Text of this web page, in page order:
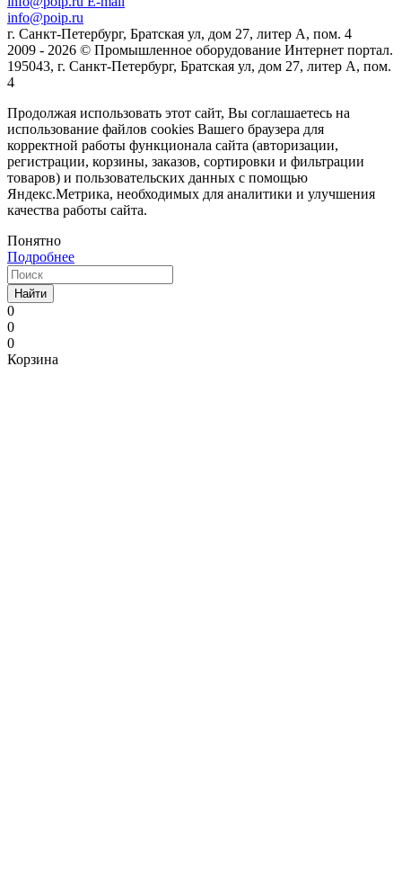
info@poip.ru
г. Санкт-Петербург, Братская ул, дом 27, литер А, пом. 4
2009 - 2026 © Промышленное оборудование Интернет портал.
195043, г. Санкт-Петербург, Братская ул, дом 27, литер А, пом.
4
Продолжая использовать этот сайт, Вы соглашаетесь на
использование файлов cookies Вашего браузера для
корректной работы функционала сайта (авторизации,
регистрации, корзины, заказов, сортировки и фильтрации
товаров) и пользовательских данных с помощью
Яндекс.Метрика, необходимых для аналитики и улучшения
качества работы сайта.
Понятно
Подробнее
Найти
0
0
0
Корзина